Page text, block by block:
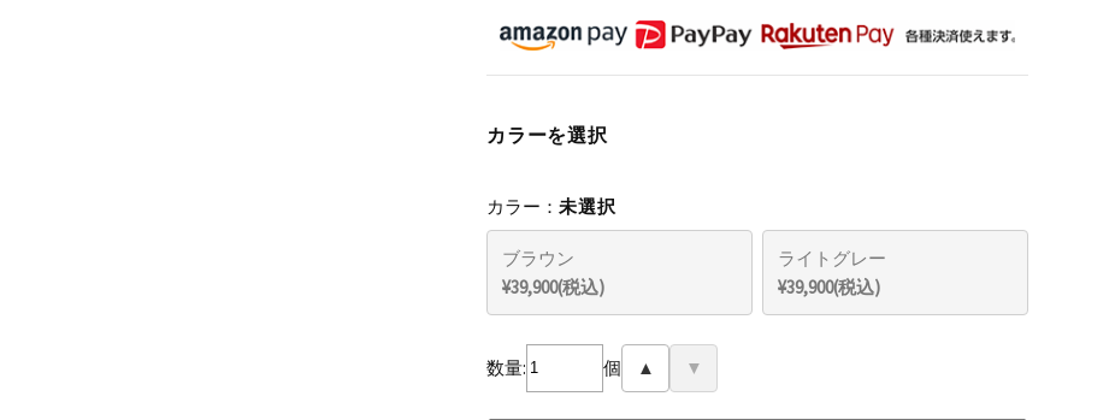
カラーを選択
カラー： 未選択
ブラウン
¥39,900(税込)
ライトグレー
¥39,900(税込)
数量: 個 ▲ ▼